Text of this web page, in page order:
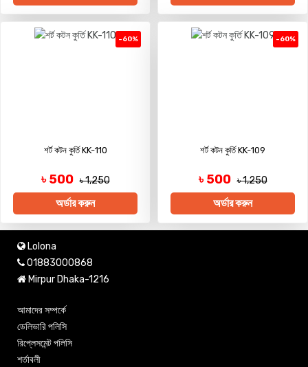
-60%
শর্ট কটন কুর্তি KK-110
৳ 500 ৳ 1,250
অর্ডার করুন
-60%
শর্ট কটন কুর্তি KK-109
৳ 500 ৳ 1,250
অর্ডার করুন
Lolona
01883000868
Mirpur Dhaka-1216
আমাদের সম্পর্কে
ডেলিভারি পলিসি
রিপ্লেসমেন্ট পলিসি
শর্তাবলী